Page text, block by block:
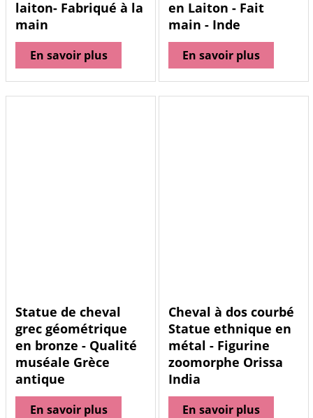
laiton- Fabriqué à la
main
En savoir plus
en Laiton - Fait
main - Inde
En savoir plus
Statue de cheval
grec géométrique
en bronze - Qualité
muséale Grèce
antique
En savoir plus
Cheval à dos courbé
Statue ethnique en
métal - Figurine
zoomorphe Orissa
India
En savoir plus